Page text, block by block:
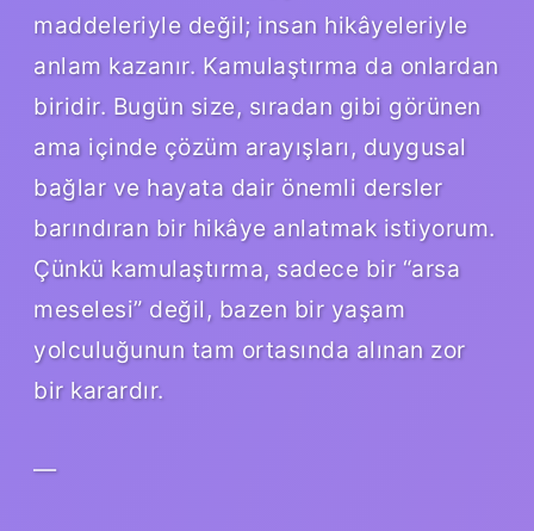
maddeleriyle değil; insan hikâyeleriyle
anlam kazanır. Kamulaştırma da onlardan
biridir. Bugün size, sıradan gibi görünen
ama içinde çözüm arayışları, duygusal
bağlar ve hayata dair önemli dersler
barındıran bir hikâye anlatmak istiyorum.
Çünkü kamulaştırma, sadece bir “arsa
meselesi” değil, bazen bir yaşam
yolculuğunun tam ortasında alınan zor
bir karardır.
—